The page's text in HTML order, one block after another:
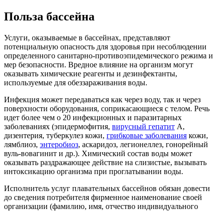
Польза бассейна
Услуги, оказываемые в бассейнах, представляют
потенциальную опасность для здоровья при несоблюдении
определенного санитарно-противоэпидемического режима и
мер безопасности. Вредное влияние на организм могут
оказывать химические реагенты и дезинфектанты,
используемые для обеззараживания воды.
Инфекция может передаваться как через воду, так и через
поверхности оборудования, соприкасающиеся с телом. Речь
идет более чем о 20 инфекционных и паразитарных
заболеваниях (эпидермофития, вирусный гепатит А,
дизентерия, туберкулез кожи, грибковые заболевания кожи,
лямблиоз, энтеробиоз, аскаридоз, легионеллез, гонорейный
вуль-вовагинит и др.). Химический состав воды может
оказывать раздражающее действие на слизистые, вызывать
интоксикацию организма при проглатывании воды.
Исполнитель услуг плавательных бассейнов обязан довести
до сведения потребителя фирменное наименование своей
организации (фамилию, имя, отчество индивидуального